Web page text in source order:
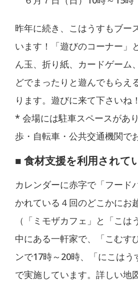
昨年に続き、こはうすもブー
います！「遊びのコーナー」
ん玉、折り紙、カードゲーム
どでまったりと遊んでもらえ
ります。遊びに来て下さいね！
* 会場には駐車スペースがあ
歩・自転車・公共交通機関で
■ 食材支援を利用されて
カレンダーに赤字で「フード
かれている４回のどこかにお
（「ミモザカフェ」と「こは
中にある一軒家で、「こむす
ンで17時～20時、「にこはう
で実施しています。詳しい地